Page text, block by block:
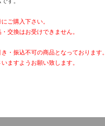
ご購入下さい。
交換はお受けできません。
・振込不可の商品となっております。
ますようお願い致します。